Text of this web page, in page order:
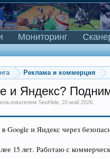
Реклама и коммерция
и Яндекс?
SeoHide ,20 май 2026
Google и Яндекс через
15 лет. Работаю с
Мониторинг